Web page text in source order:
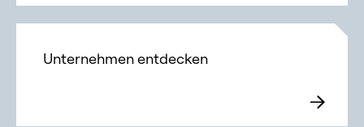
Unternehmen entdecken